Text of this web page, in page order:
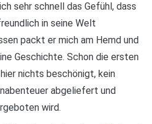
sehr schnell das Gefühl, dass
in seine Welt
packt er mich am Hemd und
Geschichte. Schon die ersten
nichts beschönigt, kein
abgeliefert und
wird.